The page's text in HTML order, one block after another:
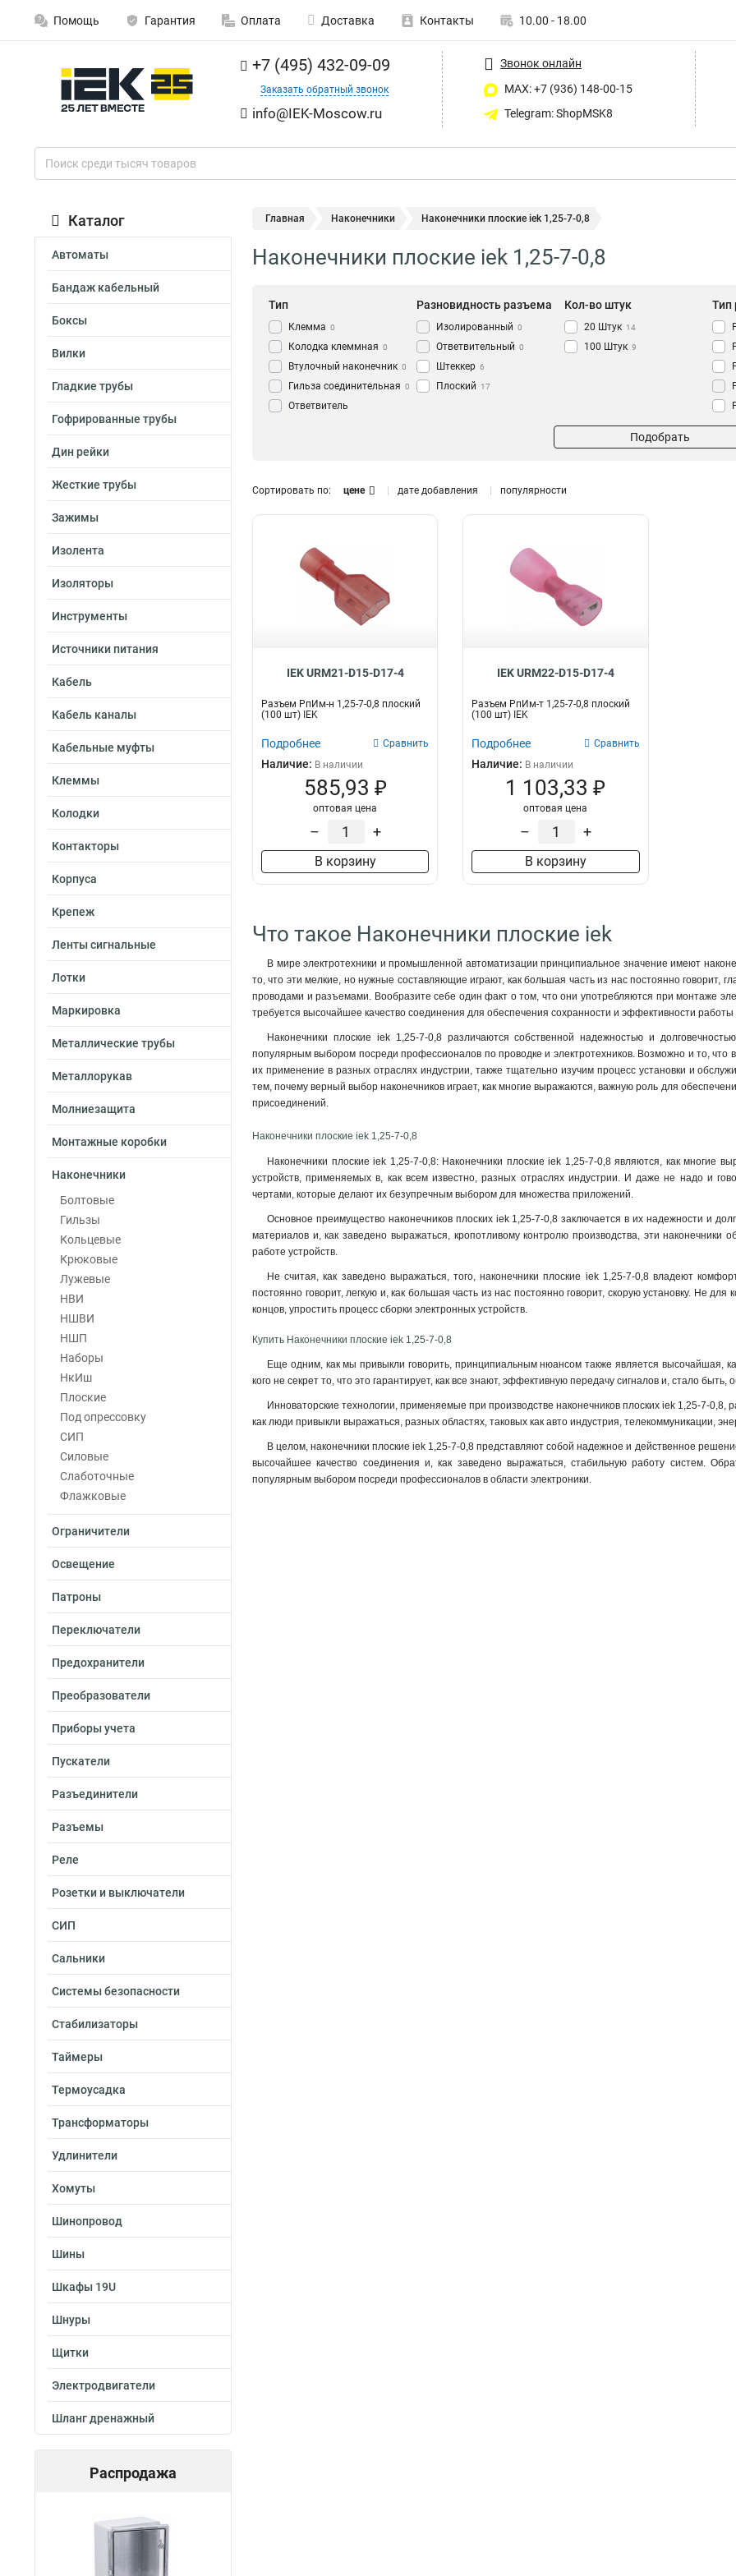
Помощь Гарантия Оплата Доставка Контакты 10.00 - 18.00
+7 (495) 432-09-09
Заказать обратный звонок
info@IEK-Moscow.ru
Звонок онлайн
MAX: +7 (936) 148-00-15
Telegram: ShopMSK8
Каталог
Автоматы
Бандаж кабельный
Боксы
Вилки
Гладкие трубы
Гофрированные трубы
Дин рейки
Жесткие трубы
Зажимы
Изолента
Изоляторы
Инструменты
Источники питания
Кабель
Кабель каналы
Кабельные муфты
Клеммы
Колодки
Контакторы
Корпуса
Крепеж
Ленты сигнальные
Лотки
Маркировка
Металлические трубы
Металлорукав
Молниезащита
Монтажные коробки
Наконечники
Болтовые
Гильзы
Кольцевые
Крюковые
Лужевые
НВИ
НШВИ
НШП
Наборы
НкИш
Плоские
Под опрессовку
СИП
Силовые
Слаботочные
Флажковые
Ограничители
Освещение
Патроны
Переключатели
Предохранители
Преобразователи
Приборы учета
Пускатели
Разъединители
Разъемы
Реле
Розетки и выключатели
СИП
Сальники
Системы безопасности
Стабилизаторы
Таймеры
Термоусадка
Трансформаторы
Удлинители
Хомуты
Шинопровод
Шины
Шкафы 19U
Шнуры
Щитки
Электродвигатели
Шланг дренажный
Распродажа
Главная Наконечники Наконечники плоские iek 1,25-7-0,8
Наконечники плоские iek 1,25-7-0,8
Тип
Клемма 0
Колодка клеммная 0
Втулочный наконечник 0
Гильза соединительная 0
Ответвитель
(орех)
Контактный зажим для
Зажим анкерный
Аксессуар для клемм
23
Разновидность разъема
Изолированный 0
Ответвительный 0
Штеккер 6
Плоский 17
Кол-во штук
20 Штук 14
100 Штук 9
Тип
Подобрать
Сортировать по: цене дате добавления популярности
IEK URM21-D15-D17-4
Разъем РпИм-н 1,25-7-0,8 плоский
(100 шт) IEK
Подробнее Сравнить
Наличие: В наличии
585,93 ₽
оптовая цена
– +
В корзину
IEK URM22-D15-D17-4
Разъем РпИм-т 1,25-7-0,8 плоский
(100 шт) IEK
Подробнее Сравнить
Наличие: В наличии
1 103,33 ₽
оптовая цена
– +
В корзину
Что такое Наконечники плоские iek
В мире электротехники и промышленной автоматизации принципиальное значение имеют
то, что эти мелкие, но нужные составляющие играют, как большая часть из нас постоянно говорит,
проводами и разъемами. Вообразите себе один факт о том, что они употребляются при монтаже
требуется высочайшее качество соединения для обеспечения сохранности и эффективности
Наконечники плоские iek 1,25-7-0,8 различаются собственной надежностью и
популярным выбором посреди профессионалов по проводке и электротехников. Возможно и то, что
их применение в разных отраслях индустрии, также тщательно изучим процесс установки и
тем, почему верный выбор наконечников играет, как многие выражаются, важную роль для
присоединений.
Наконечники плоские iek 1,25-7-0,8
Наконечники плоские iek 1,25-7-0,8: Наконечники плоские iek 1,25-7-0,8 являются, как многие
устройств, применяемых в, как всем известно, разных отраслях индустрии. И даже не надо и
чертами, которые делают их безупречным выбором для множества приложений.
Основное преимущество наконечников плоских iek 1,25-7-0,8 заключается в их надежности и
материалов и, как заведено выражаться, кропотливому контролю производства, эти наконечники
работе устройств.
Не считая, как заведено выражаться, того, наконечники плоские iek 1,25-7-0,8 владеют
постоянно говорит, легкую и, как большая часть из нас постоянно говорит, скорую установку. Не
концов, упростить процесс сборки электронных устройств.
Купить Наконечники плоские iek 1,25-7-0,8
Еще одним, как мы привыкли говорить, принципиальным нюансом также является высочайшая,
кого не секрет то, что это гарантирует, как все знают, эффективную передачу сигналов и, стало
Инноваторские технологии, применяемые при производстве наконечников плоских iek 1,25-7-
как люди привыкли выражаться, разных областях, таковых как авто индустрия, телекоммуникации,
В целом, наконечники плоские iek 1,25-7-0,8 представляют собой надежное и действенное
высочайшее качество соединения и, как заведено выражаться, стабильную работу систем.
популярным выбором посреди профессионалов в области электроники.